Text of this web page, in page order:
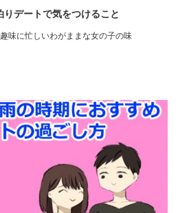
デートで気をつけること
味に忙しいわがままな女の子の味